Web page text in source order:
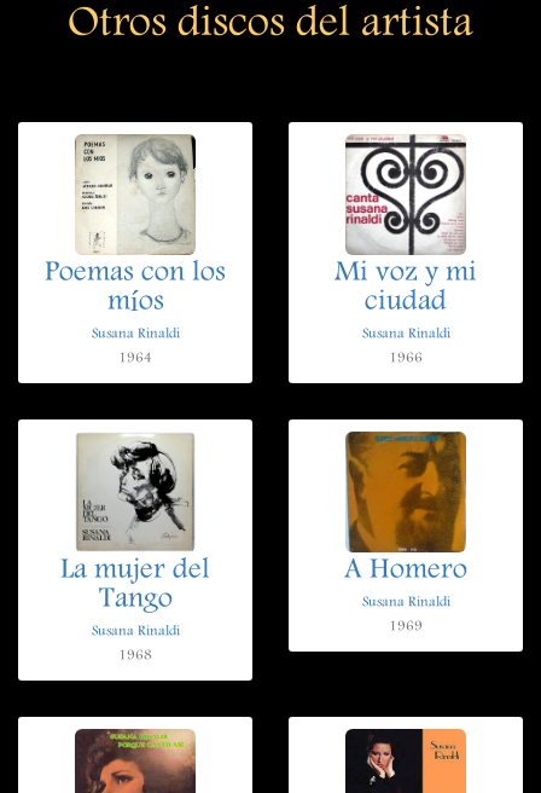
Otros discos del artista
Poemas con los
míos
Susana Rinaldi
1964
Mi voz y mi
ciudad
Susana Rinaldi
1966
La mujer del
Tango
Susana Rinaldi
1968
A Homero
Susana Rinaldi
1969